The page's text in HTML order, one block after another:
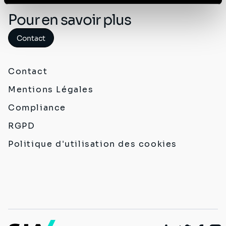
personnel.
Pour en savoir plus
Contact
Contact
Mentions Légales
Compliance
RGPD
Politique d'utilisation des cookies